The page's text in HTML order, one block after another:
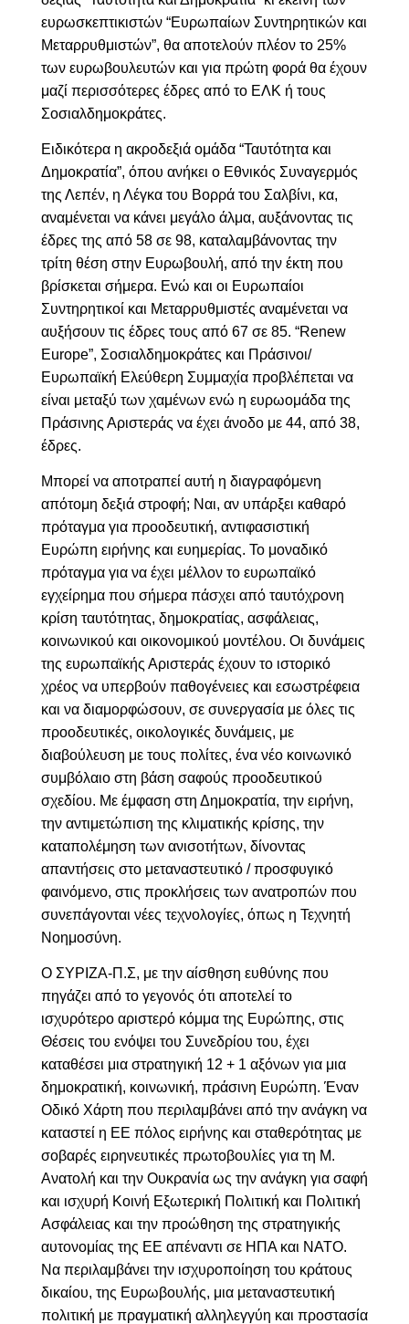
ευρωσκεπτικιστών “Ευρωπαίων Συντηρητικών και
Μεταρρυθμιστών”, θα αποτελούν πλέον το 25%
των ευρωβουλευτών και για πρώτη φορά θα έχουν
μαζί περισσότερες έδρες από το ΕΛΚ ή τους
Σοσιαλδημοκράτες.
Ειδικότερα η ακροδεξιά ομάδα “Ταυτότητα και
Δημοκρατία”, όπου ανήκει ο Εθνικός Συναγερμός
της Λεπέν, η Λέγκα του Βορρά του Σαλβίνι, κα,
αναμένεται να κάνει μεγάλο άλμα, αυξάνοντας τις
έδρες της από 58 σε 98, καταλαμβάνοντας την
τρίτη θέση στην Ευρωβουλή, από την έκτη που
βρίσκεται σήμερα. Ενώ και οι Ευρωπαίοι
Συντηρητικοί και Μεταρρυθμιστές αναμένεται να
αυξήσουν τις έδρες τους από 67 σε 85. “Renew
Europe”, Σοσιαλδημοκράτες και Πράσινοι/
Ευρωπαϊκή Ελεύθερη Συμμαχίαπροβλέπεται να
είναι μεταξύ των χαμένων ενώ η ευρωομάδα της
Πράσινης Αριστεράς να έχει άνοδο με 44, από 38,
έδρες.
Μπορεί να αποτραπεί αυτή η διαγραφόμενη
απότομη δεξιά στροφή; Ναι, αν υπάρξει καθαρό
πρόταγμα για προοδευτική, αντιφασιστική
Ευρώπη ειρήνης και ευημερίας. Το μοναδικό
πρόταγμα για να έχει μέλλον το ευρωπαϊκό
εγχείρημα που σήμερα πάσχει από ταυτόχρονη
κρίση ταυτότητας, δημοκρατίας, ασφάλειας,
κοινωνικού και οικονομικού μοντέλου. Οι δυνάμεις
της ευρωπαϊκής Αριστεράς έχουν το ιστορικό
χρέος να υπερβούν παθογένειες και εσωστρέφεια
και να διαμορφώσουν, σε συνεργασία με όλες τις
προοδευτικές, οικολογικές δυνάμεις, με
διαβούλευση με τους πολίτες, ένα νέο κοινωνικό
συμβόλαιο στη βάση σαφούς προοδευτικού
σχεδίου. Με έμφαση στη Δημοκρατία, την ειρήνη,
την αντιμετώπιση της κλιματικής κρίσης, την
καταπολέμηση των ανισοτήτων, δίνοντας
απαντήσεις στο μεταναστευτικό / προσφυγικό
φαινόμενο, στις προκλήσεις των ανατροπών που
συνεπάγονται νέες τεχνολογίες, όπως η Τεχνητή
Νοημοσύνη.
Ο ΣΥΡΙΖΑ-Π.Σ, με την αίσθηση ευθύνης που
πηγάζει από το γεγονός ότι αποτελεί το
ισχυρότερο αριστερό κόμμα της Ευρώπης, στις
Θέσεις του ενόψει του Συνεδρίου του, έχει
καταθέσει μια στρατηγική 12 + 1 αξόνων για μια
δημοκρατική, κοινωνική, πράσινη Ευρώπη. Έναν
Οδικό Χάρτη που περιλαμβάνει από την ανάγκη να
καταστεί η ΕΕ πόλος ειρήνης και σταθερότητας με
σοβαρές ειρηνευτικές πρωτοβουλίες για τη Μ.
Ανατολή και την Ουκρανία ως την ανάγκη για σαφή
και ισχυρή Κοινή Εξωτερική Πολιτική και Πολιτική
Ασφάλειας και την προώθηση της στρατηγικής
αυτονομίας της ΕΕ απέναντι σε ΗΠΑ και NATO.
Να περιλαμβάνει την ισχυροποίηση του κράτους
δικαίου, της Ευρωβουλής, μια μεταναστευτική
πολιτική με πραγματική αλληλεγγύη και προστασία